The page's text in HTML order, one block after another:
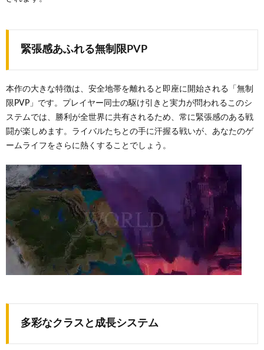
緊張感あふれる無制限PVP
本作の大きな特徴は、安全地帯を離れると即座に開始される「無制
限PVP」です。プレイヤー同士の駆け引きと実力が問われるこのシ
ステムでは、勝利が全世界に共有されるため、常に緊張感のある戦
闘が楽しめます。ライバルたちとの手に汗握る戦いが、あなたのゲ
ームライフをさらに熱くすることでしょう。
多彩なクラスと成長システム